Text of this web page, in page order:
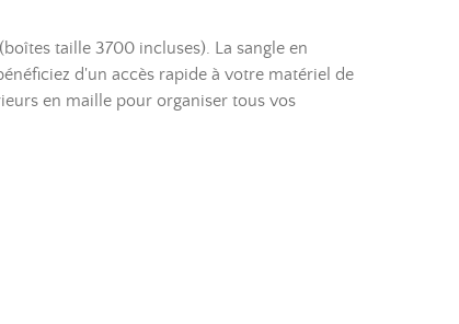
taille 3700 incluses). La sangle en
d'un accès rapide à votre matériel de
en maille pour organiser tous vos